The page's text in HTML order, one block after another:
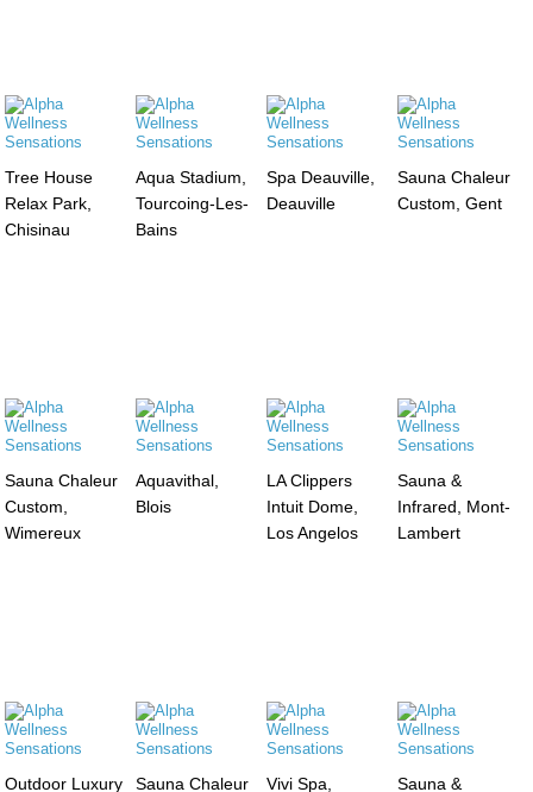
Tree House
Relax Park,
Chisinau
Aqua Stadium,
Tourcoing-Les-
Bains
Spa Deauville,
Deauville
Sauna Chaleur
Custom, Gent
Sauna Chaleur
Custom,
Wimereux
Aquavithal,
Blois
LA Clippers
Intuit Dome,
Los Angelos
Sauna &
Infrared, Mont-
Lambert
Outdoor Luxury Sauna Chaleur Vivi Spa, Sauna &